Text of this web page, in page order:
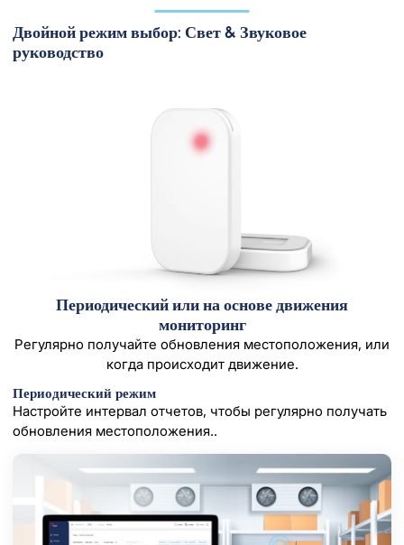
Двойной режим выбор: Свет & Звуковое
руководство
Активируйте яркий светодиодный индикатор, чтобы
быстро найти элемент даже в загроможденных средах.
затем найдите элемент или упаковку без особых
Периодический или на основе движения
мониторинг
Регулярно получайте обновления местоположения, или
когда происходит движение.
Периодический режим
Настройте интервал отчетов, чтобы регулярно получать
обновления местоположения..